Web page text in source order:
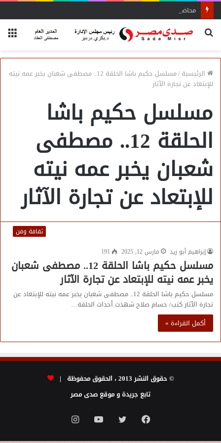
محاضرة مفتي الجمهورية «مسك ختام» فعاليات الفوج الأول
بحث
الرئيسية/
مسلسل حكيم باشا الحلقة 12.. مصطفى شعبان يخبر عمه نيته
للإبتعاد عن تجارة الآثار
مسلسل حكيم باشا
الحلقة 12.. مصطفى
شعبان يخبر عمه نيته
للإبتعاد عن تجارة الآثار
ثقافة وفن
إبراهيم أبو زيد
مارس 12, 2025 191
مسلسل حكيم باشا الحلقة 12.. مصطفى شعبان
يخبر عمه نيته للإبتعاد عن تجارة الآثار
مسلسل حكيم باشا الحلقة 12.. مصطفى شعبان يخبر عمه نيته للإبتعاد عن
تجارة الآثار كتب/ حسام صلاح شهدت أحداث الحلقة…
أكمل القراءة »
© حقوق النشر 2013 ، الحقوق محفوظة |
تابع جريدة و موقع صدى مصر
فيسبوك تويتر يوتيوبانستقرام